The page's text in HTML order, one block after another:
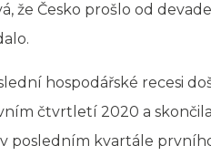
že Česko prošlo od
hospodářské recesi
čtvrtletí 2020 a
posledním kvartále